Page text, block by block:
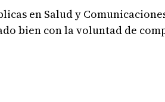
en Salud y
bien con la voluntad de